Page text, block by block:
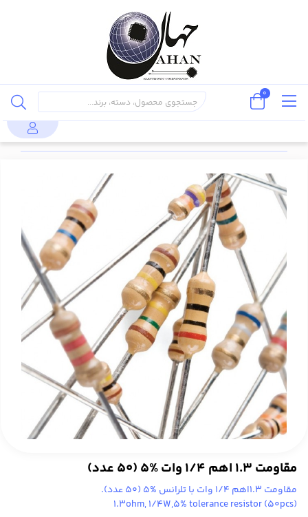
قطعات
پایه دار
مقاومت
اهم 1/4 وات
مقاومت 1.3 اهم 1/4 وات %5 (50 عدد)
مقاومت 1.3اهم 1/4 وات با تلرانس %5 (50 عدد).
(1.3ohm, 1/4W,5% tolerance resistor (50pcs
0